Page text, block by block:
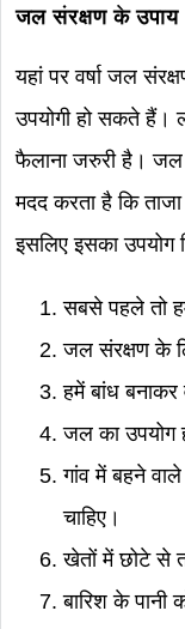
जल संरक्षण के उपाय
यहां पर वर्षा जल
उपयोगी हो सकते हैं।
फैलाना जरुरी है।
मदद करता है कि
इसलिए इसका उपयोग
सबसे पहले तो
जल संरक्षण के
हमें बांध बनाकर
जल का उपयोग
गांव में बहने
चाहिए।
खेतों में छोटे से
बारिश के पानी